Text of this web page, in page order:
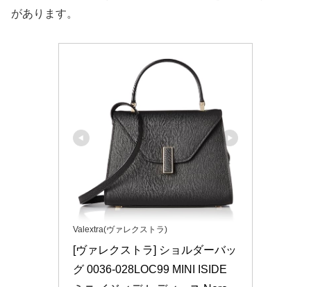
があります。
Valextra(ヴァレクストラ)
[ヴァレクストラ] ショルダーバッ
グ 0036-028LOC99 MINI ISIDE